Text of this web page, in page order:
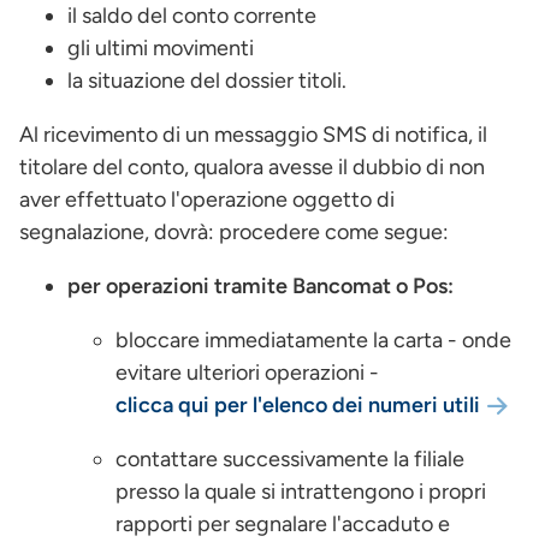
il saldo del conto corrente
gli ultimi movimenti
la situazione del dossier titoli.
Al ricevimento di un messaggio SMS di notifica, il
titolare del conto, qualora avesse il dubbio di non
aver effettuato l'operazione oggetto di
segnalazione, dovrà: procedere come segue:
per operazioni tramite Bancomat o Pos:
bloccare immediatamente la carta - onde
evitare ulteriori operazioni -
clicca qui per l'elenco dei numeri utili
contattare successivamente la filiale
presso la quale si intrattengono i propri
rapporti per segnalare l'accaduto e